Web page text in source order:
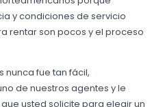
y condiciones de servicio
rentar son pocos y el proceso
nunca fue tan fácil,
de nuestros agentes y le
usted solicite para elegir un